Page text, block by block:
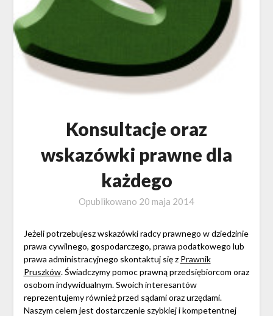
Konsultacje oraz
wskazówki prawne dla
każdego
Opublikowano 20 maja 2014
Jeżeli potrzebujesz wskazówki radcy prawnego w dziedzinie
prawa cywilnego, gospodarczego, prawa podatkowego lub
prawa administracyjnego skontaktuj się z Prawnik
Pruszków. Świadczymy pomoc prawną przedsiębiorcom oraz
osobom indywidualnym. Swoich interesantów
reprezentujemy również przed sądami oraz urzędami.
Naszym celem jest dostarczenie szybkiej i kompetentnej